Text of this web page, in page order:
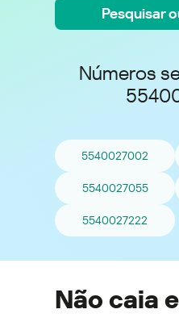
Pesquisar
Números
5540027002
5540027055
5540027222
Não caia